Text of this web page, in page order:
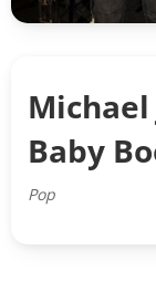
Michael
Baby
Pop